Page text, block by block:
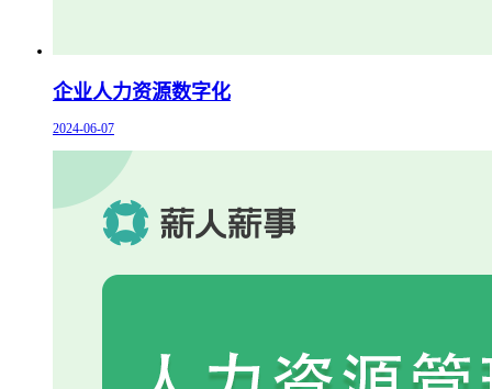
企业人力资源数字化
2024-06-07